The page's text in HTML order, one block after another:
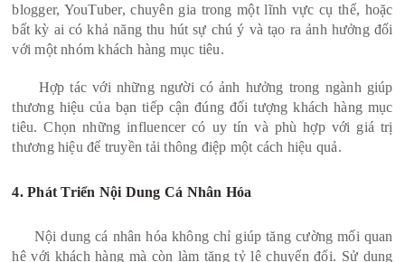
blogger, YouTuber, chuyên gia trong một lĩnh vực cụ thể, hoặc
bất kỳ ai có khả năng thu hút sự chú ý và tạo ra ảnh hưởng đối
với một nhóm khách hàng mục tiêu.
Hợp tác với những người có ảnh hưởng trong ngành giúp
thương hiệu của bạn tiếp cận đúng đối tượng khách hàng mục
tiêu. Chọn những influencer có uy tín và phù hợp với giá trị
thương hiệu để truyền tải thông điệp một cách hiệu quả.
4. Phát Triển Nội Dung Cá Nhân Hóa
Nội dung cá nhân hóa không chỉ giúp tăng cường mối quan
hệ với khách hàng mà còn làm tăng tỷ lệ chuyển đổi. Sử dụng